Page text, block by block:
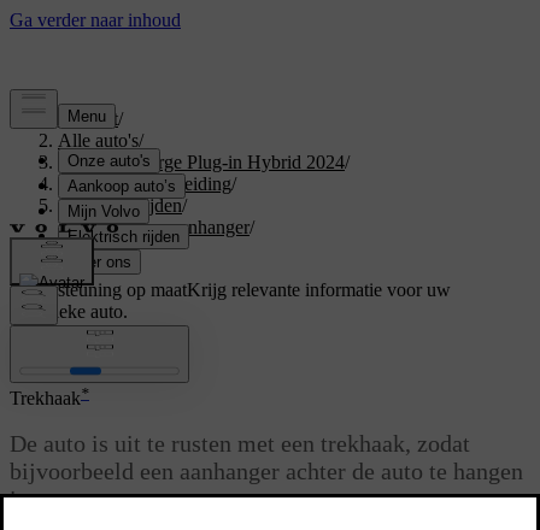
Support/
Alle auto's/
XC40 Recharge Plug-in Hybrid 2024/
Gebruikershandleiding/
Starten en rijden/
Trekhaak en aanhanger/
Trekhaak
Ondersteuning op maatKrijg relevante informatie voor uw
specifieke auto.
Trekhaak*
De auto is uit te rusten met een trekhaak, zodat
bijvoorbeeld een aanhanger achter de auto te hangen
is.